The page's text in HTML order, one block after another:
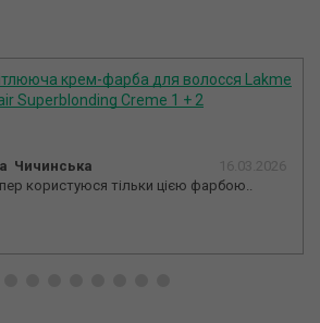
крем-фарба для волосся Lakme
Superblonding Creme 1 + 2
Чичинська
16.03.2026
користуюся тільки цією фарбою..